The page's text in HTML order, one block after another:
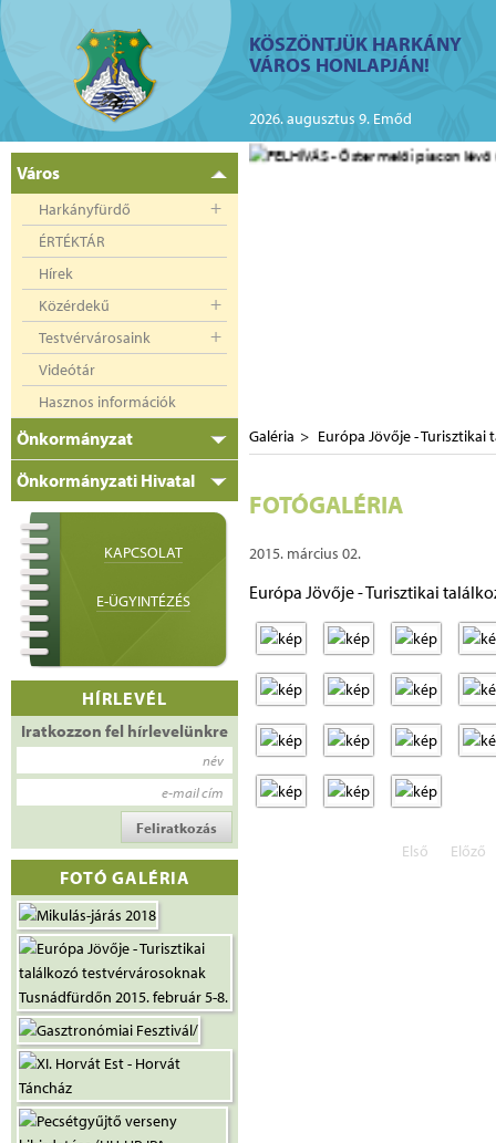
KÖSZÖNTJÜK HARKÁNY
VÁROS HONLAPJÁN!
2026. augusztus 9. Emőd
Város
Harkányfürdő
ÉRTÉKTÁR
Hírek
Közérdekű
Testvérvárosaink
Videótár
Hasznos információk
Önkormányzat
Önkormányzati Hivatal
KAPCSOLAT
E-ÜGYINTÉZÉS
HÍRLEVÉL
Iratkozzon fel hírlevelünkre
név
e-mail cím
FOTÓ GALÉRIA
az elektromos
Galéria Európa Jövője -
FOTÓGALÉRIA
2015. március 02.
Európa Jövője - Turisztikai
Első Előző